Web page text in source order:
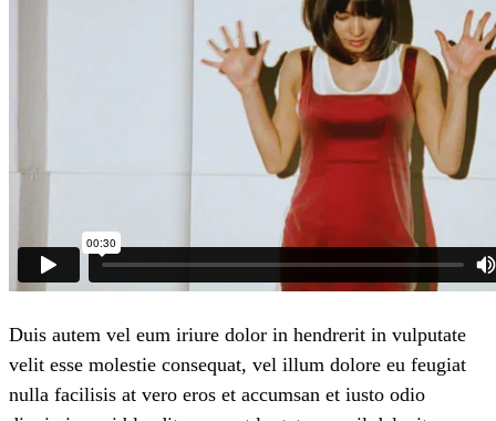
Duis autem vel eum iriure dolor in hendrerit in vulputate
velit esse molestie consequat, vel illum dolore eu feugiat
nulla facilisis at vero eros et accumsan et iusto odio